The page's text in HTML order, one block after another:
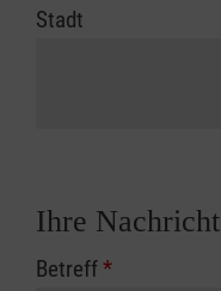
Stadt
Ihre Nachricht
Betreff*